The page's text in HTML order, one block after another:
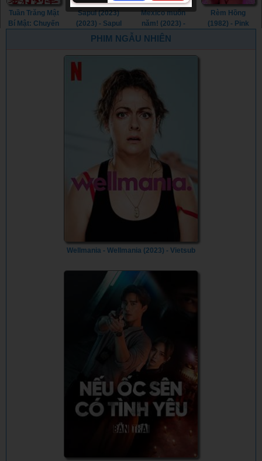
Tuần Trăng Mật
Bí Mật: Chuyến
Sapul (2023)
(2023) - Sapul
(2023) (2023)
Mexico muôn
năm! (2023) -
¡Que Viva
Rèm Hồng
(1982) - Pink
PHIM NGẪU NHIÊN
Wellmania - Wellmania (2023) - Vietsub